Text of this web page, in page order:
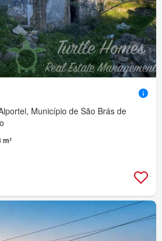
Município de São Brás de
m²